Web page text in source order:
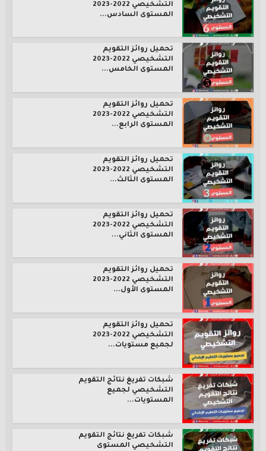
التشخيصي 2022-2023
المستوى السادس...
تحميل روائز التقويم
التشخيصي 2022-2023
المستوى الخامس...
تحميل روائز التقويم
التشخيصي 2022-2023
المستوى الرابع...
تحميل روائز التقويم
التشخيصي 2022-2023
المستوى الثالث...
تحميل روائز التقويم
التشخيصي 2022-2023
المستوى الثاني...
تحميل روائز التقويم
التشخيصي 2022-2023
المستوى الأول...
تحميل روائز التقويم
التشخيصي 2022-2023
لجميع مستويات...
شبكات تفريغ نتائج التقويم
التشخيصي لجميع
المستويات...
شبكات تفريغ نتائج التقويم
التشخيصي المستوى